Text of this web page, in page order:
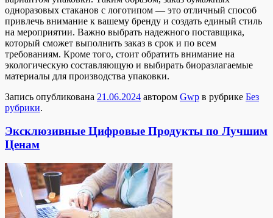
одноразовых стаканов с логотипом — это отличный способ
привлечь внимание к вашему бренду и создать единый стиль
на мероприятии. Важно выбрать надежного поставщика,
который сможет выполнить заказ в срок и по всем
требованиям. Кроме того, стоит обратить внимание на
экологическую составляющую и выбирать биоразлагаемые
материалы для производства упаковки.
Запись опубликована 21.06.2024 автором Gwp в рубрике Без
рубрики.
Эксклюзивные Цифровые Продукты по Лучшим
Ценам